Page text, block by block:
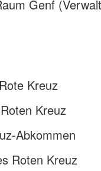
Genf
Kreuz
Kreuz
Abkommen
Roten Kreuz